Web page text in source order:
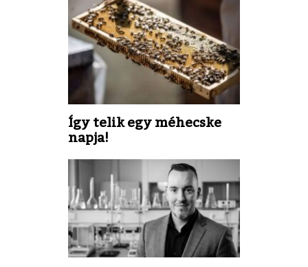
Így telik egy méhecske
napja!